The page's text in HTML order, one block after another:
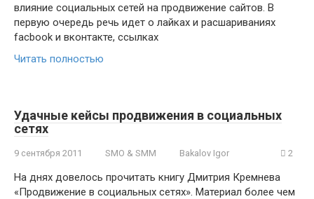
влияние социальных сетей на продвижение сайтов. В
первую очередь речь идет о лайках и расшариваниях
facbook и вконтакте, ссылках
Читать полностью
Удачные кейсы продвижения в социальных
сетях
9 сентября 2011 SMO & SMM Bakalov Igor 2
На днях довелось прочитать книгу Дмитрия Кремнева
«Продвижение в социальных сетях». Материал более чем